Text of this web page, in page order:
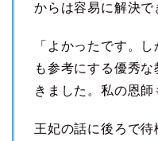
からは容易に解決で
「よかったです。
も参考にする優秀
きました。私の恩師
王妃の話に後ろで